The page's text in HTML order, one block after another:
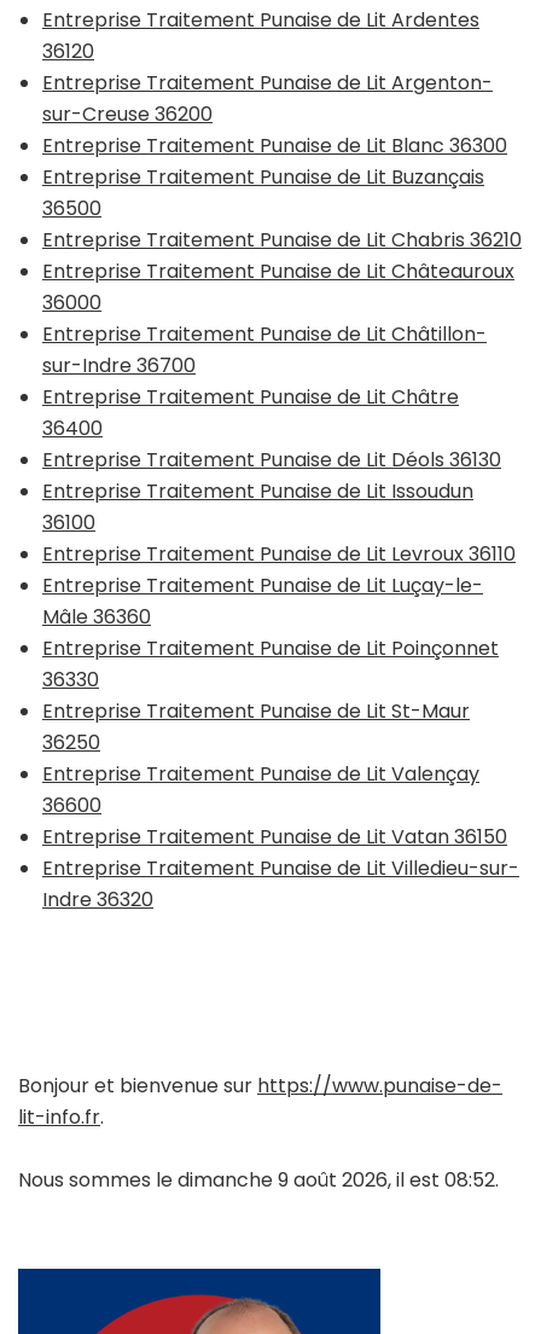
Entreprise Traitement Punaise de Lit Ardentes
36120
Entreprise Traitement Punaise de Lit Argenton-
sur-Creuse 36200
Entreprise Traitement Punaise de Lit Blanc 36300
Entreprise Traitement Punaise de Lit Buzançais
36500
Entreprise Traitement Punaise de Lit Chabris 36210
Entreprise Traitement Punaise de Lit Châteauroux
36000
Entreprise Traitement Punaise de Lit Châtillon-
sur-Indre 36700
Entreprise Traitement Punaise de Lit Châtre
36400
Entreprise Traitement Punaise de Lit Déols 36130
Entreprise Traitement Punaise de Lit Issoudun
36100
Entreprise Traitement Punaise de Lit Levroux 36110
Entreprise Traitement Punaise de Lit Luçay-le-
Mâle 36360
Entreprise Traitement Punaise de Lit Poinçonnet
36330
Entreprise Traitement Punaise de Lit St-Maur
36250
Entreprise Traitement Punaise de Lit Valençay
36600
Entreprise Traitement Punaise de Lit Vatan 36150
Entreprise Traitement Punaise de Lit Villedieu-sur-
Indre 36320
Bonjour et bienvenue sur https://www.punaise-de-
lit-info.fr.
Nous sommes le dimanche 9 août 2026, il est 08:52.